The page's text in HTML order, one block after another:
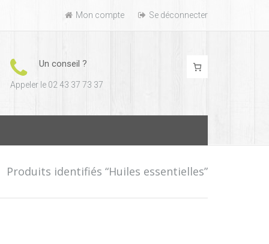
Mon compte Se déconnecter
Un conseil ?
Appeler le 02 43 37 73 37
Produits identifiés “Huiles essentielles”